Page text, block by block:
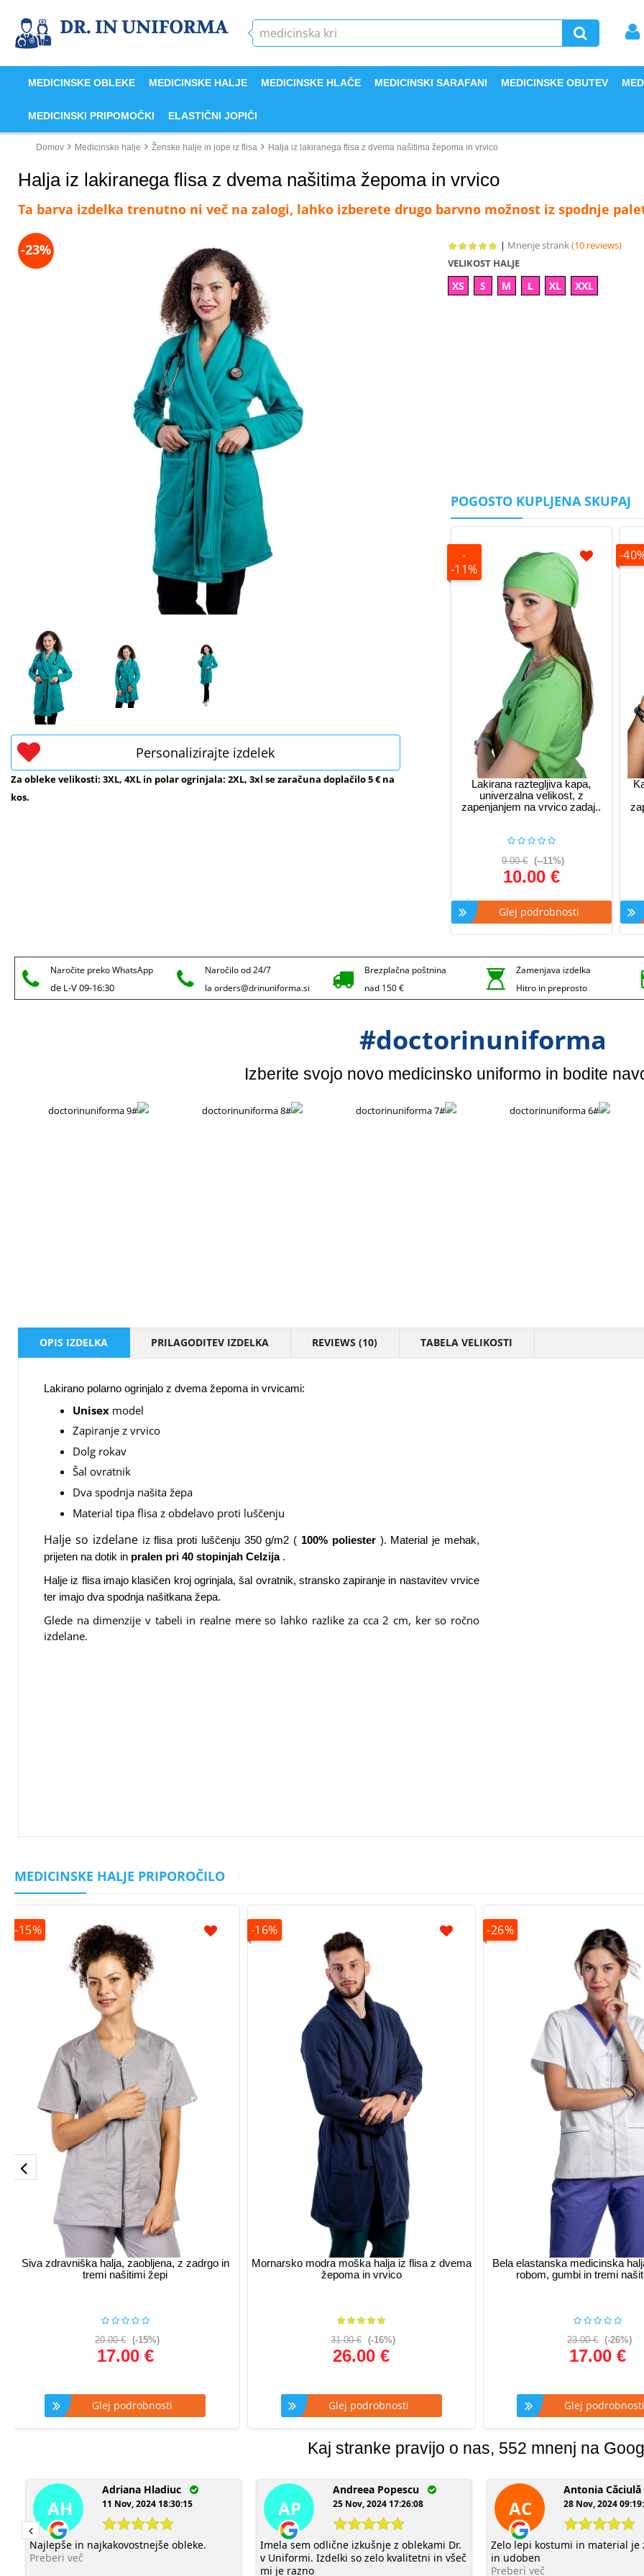
MEDICINSKE OBLEKE MEDICINSKE HALJE MEDICINSKE HLAČE MEDICINSKI SARAFANI MEDICINSKE OBUTEV
MEDICINSKI PRIPOMOČKI ELASTIČNI JOPIČI
Domov Medicinske halje Ženske halje in jope iz flisa Halja iz lakiranega flisa z dvema našitima žepoma in vrvico
Halja iz lakiranega flisa z dvema našitima žepoma in vrvico
Ta barva izdelka trenutno ni več na zalogi, lahko izberete drugo barvno možnost iz spodnje
-23%
Personalizirajte izdelek
Za obleke velikosti: 3XL, 4XL in polar ogrinjala: 2XL, 3xl se zaračuna doplačilo 5 € na
kos.
| Mnenje strank(10 reviews)
VELIKOST HALJE
XS S M L XL XXL
POGOSTO KUPLJENA SKUPAJ
-
-11%
Lakirana raztegljiva kapa,
univerzalna velikost, z
zapenjanjem na vrvico zadaj..
9.00 € (--11%)
10.00 €
Glej podrobnosti
-
Naročite preko WhatsApp
de L-V 09-16:30
Naročilo od 24/7
la orders@drinuniforma.si
Brezplačna poštnina
nad 150 €
Zamenjava izdelka
Hitro in preprosto
#doctorinuniforma
Izberite svojo novo medicinsko uniformo in bodite
OPIS IZDELKA PRILAGODITEV IZDELKA REVIEWS (10) TABELA VELIKOSTI
Lakirano polarno ogrinjalo z dvema žepoma in vrvicami:
Unisex model
Zapiranje z vrvico
Dolg rokav
Šal ovratnik
Dva spodnja našita žepa
Material tipa flisa z obdelavo proti luščenju
Halje so izdelaneizflisa proti luščenju 350 g/m2 ( 100% poliester). Material je mehak,
prijeten na dotik in pralen pri 40 stopinjah Celzija.
Halje iz flisa imajo klasičen kroj ogrinjala, šal ovratnik, stransko zapiranje in nastavitev vrvice
ter imajo dva spodnja našitkana žepa.
Glede na dimenzije v tabeli in realne mere so lahko razlike za cca 2 cm, ker so ročno
izdelane.
MEDICINSKE HALJE PRIPOROČILO
-15%
Siva zdravniška halja, zaobljena, z zadrgo in
tremi našitimi žepi
20.00 € (-15%)
17.00 €
Glej podrobnosti
-16%
Mornarsko modra moška halja iz flisa z dvema
žepoma in vrvico
31.00 € (-16%)
26.00 €
Glej podrobnosti
-26%
Bela elastanska medicinska
robom, gumbi in tremi
23.00 € (-26%)
17.00 €
Glej podrobnosti
Kaj stranke pravijo o nas, 552 mnenj na
AH
Adriana Hladiuc
11 Nov, 2024 18:30:15
Najlepše in najkakovostnejše obleke.
Preberi več
AP
Andreea Popescu
25 Nov, 2024 17:26:08
Imela sem odlične izkušnje z oblekami Dr.
v Uniformi. Izdelki so zelo kvalitetni in všeč
mi je razno
AC
Antonia
28 Nov, 2024
Zelo lepi kostumi in material je
in udoben
Preberi več